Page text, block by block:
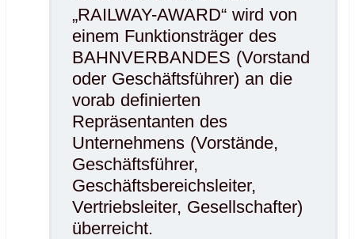
„RAILWAY-AWARD“ wird von
einem Funktionsträger des
BAHNVERBANDES (Vorstand
oder Geschäftsführer) an die
vorab definierten
Repräsentanten des
Unternehmens (Vorstände,
Geschäftsführer,
Geschäftsbereichsleiter,
Vertriebsleiter, Gesellschafter)
überreicht.